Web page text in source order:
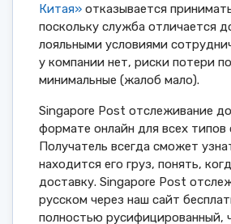
Китая» отказывается
поскольку служба отличается
лояльными условиями
у компании нет, риски потери
минимальные (жалоб мало).
Singapore Post отслеживание
формате онлайн для всех типов
Получатель всегда сможет
находится его груз, понять,
доставку. Singapore Post
русском через наш сайт
полностью русифицированный,